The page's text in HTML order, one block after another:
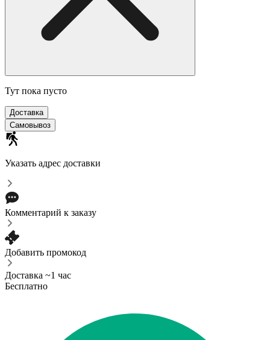
Тут пока пусто
Доставка
Самовывоз
Указать адрес доставки
Комментарий к заказу
Добавить промокод
Доставка ~1 час
Бесплатно